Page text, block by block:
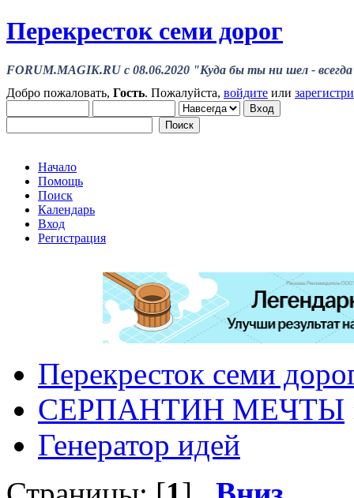
Перекресток семи дорог
FORUM.MAGIK.RU c 08.06.2020 "Куда бы ты ни шел - всегда
Добро пожаловать, Гость. Пожалуйста, войдите или
Начало
Помощь
Поиск
Календарь
Вход
Регистрация
Перекресток семи
СЕРПАНТИН МЕЧТЫ
Генератор идей